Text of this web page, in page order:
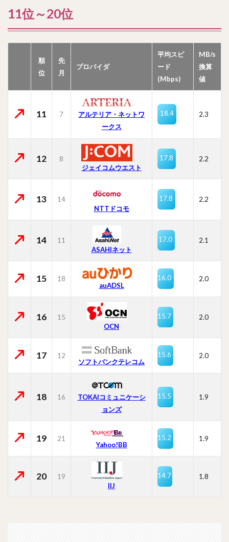
11位～20位
順
位
先
月
プロバイダ
平均スピ
ード
(Mbps)
MB/s
換算
値
11 7
アルテリア・ネットワ
ークス
18.4 2.3
12
8
ジェイコムウエスト
17.8 2.2
13
14
NTTドコモ
17.8 2.2
14
11
ASAHIネット
17.0 2.1
15
18
auADSL
16.0 2.0
16
15
OCN
15.7 2.0
17 12
ソフトバンクテレコム
15.6 2.0
18 16
TOKAIコミュニケーシ
ョンズ
15.5 1.9
19 21
Yahoo!BB
15.2 1.9
20
19
IIJ
14.7 1.8